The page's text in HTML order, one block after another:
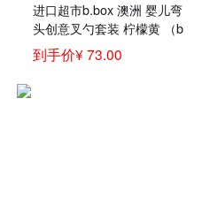
进口超市b.box 澳洲 婴儿弯
头创意叉勺套装 柠檬黄 （b
box训练勺 宝宝儿童餐具叉
子勺子）
到手价¥ 73.00